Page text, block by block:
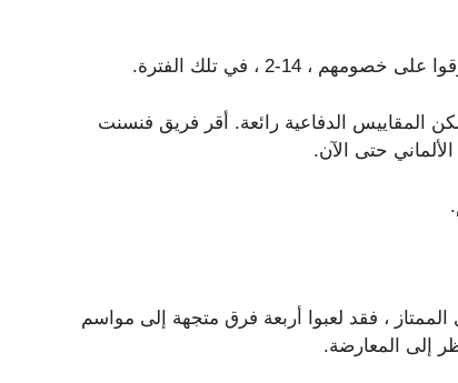
، 14-2 ، في تلك الفترة.
المقاييس الدفاعية رائعة. أقر فريق فنسنت
، فقد لعبوا أربعة فرق متجهة إلى مواسم
إلى المعارضة.